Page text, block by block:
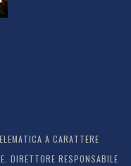
A CARATTERE
DIRETTORE RESPONSABILE